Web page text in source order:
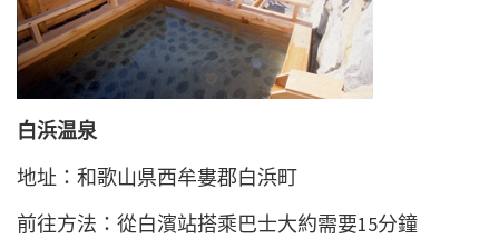
白浜温泉
地址：和歌山県西牟婁郡白浜町
前往方法：從白濱站搭乘巴士大約需要15分鐘